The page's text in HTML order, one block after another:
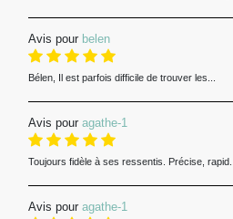
Avis pour belen
Bélen, Il est parfois difficile de trouver les...
Avis pour agathe-1
Toujours fidèle à ses ressentis. Précise, rapid...
Avis pour agathe-1